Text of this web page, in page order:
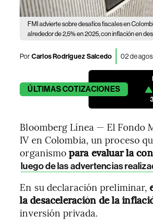
FMI advierte sobre desafíos fiscales en
alrededor de 2,5% en 2025, con inflación en
PorCarlos Rodríguez Salcedo 02 de
ÚLTIMASCOTIZACIONES
Bloomberg Línea — El Fondo
IV en Colombia, un proceso
organismopara evaluar la
luego de las advertencias
En su declaración preliminar,
la desaceleración de la
inversión privada.